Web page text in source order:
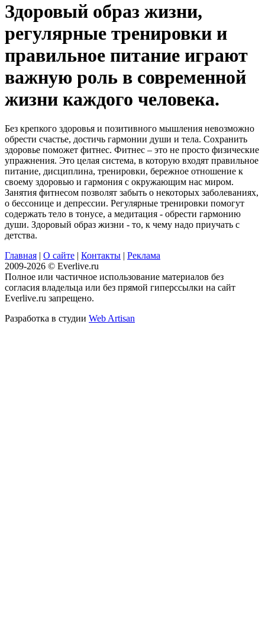
Здоровый образ жизни,
регулярные тренировки и
правильное питание играют
важную роль в современной
жизни каждого человека.
Без крепкого здоровья и позитивного мышления невозможно
обрести счастье, достичь гармонии души и тела. Сохранить
здоровье поможет фитнес. Фитнес – это не просто физические
упражнения. Это целая система, в которую входят правильное
питание, дисциплина, тренировки, бережное отношение к
своему здоровью и гармония с окружающим нас миром.
Занятия фитнесом позволят забыть о некоторых заболеваниях,
о бессонице и депрессии. Регулярные тренировки помогут
содержать тело в тонусе, а медитация - обрести гармонию
души. Здоровый образ жизни - то, к чему надо приучать с
детства.
Главная | О сайте | Контакты | Реклама
2009-2026 © Everlive.ru
Полное или частичное использование материалов без
согласия владельца или без прямой гиперссылки на сайт
Everlive.ru запрещено.
Разработка в студии Web Artisan